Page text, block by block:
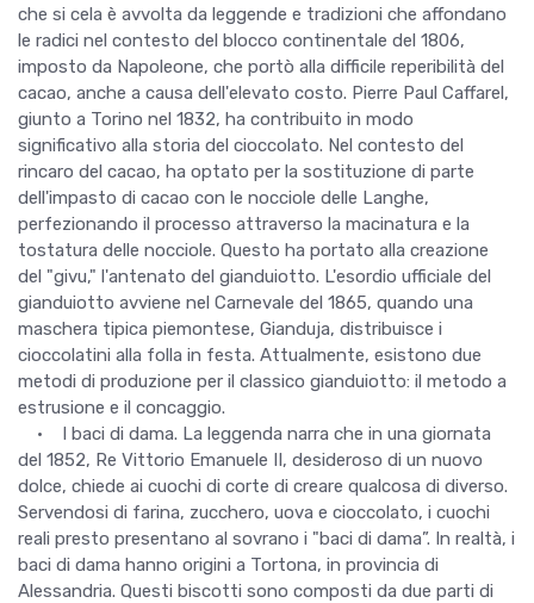
che si cela è avvolta da leggende e tradizioni che affondano
le radici nel contesto del blocco continentale del 1806,
imposto da Napoleone, che portò alla difficile reperibilità del
cacao, anche a causa dell'elevato costo. Pierre Paul Caffarel,
giunto a Torino nel 1832, ha contribuito in modo
significativo alla storia del cioccolato. Nel contesto del
rincaro del cacao, ha optato per la sostituzione di parte
dell'impasto di cacao con le nocciole delle Langhe,
perfezionando il processo attraverso la macinatura e la
tostatura delle nocciole. Questo ha portato alla creazione
del "givu," l'antenato del gianduiotto. L'esordio ufficiale del
gianduiotto avviene nel Carnevale del 1865, quando una
maschera tipica piemontese, Gianduja, distribuisce i
cioccolatini alla folla in festa. Attualmente, esistono due
metodi di produzione per il classico gianduiotto: il metodo a
estrusione e il concaggio.
• I baci di dama. La leggenda narra che in una giornata
del 1852, Re Vittorio Emanuele II, desideroso di un nuovo
dolce, chiede ai cuochi di corte di creare qualcosa di diverso.
Servendosi di farina, zucchero, uova e cioccolato, i cuochi
reali presto presentano al sovrano i "baci di dama”. In realtà, i
baci di dama hanno origini a Tortona, in provincia di
Alessandria. Questi biscotti sono composti da due parti di